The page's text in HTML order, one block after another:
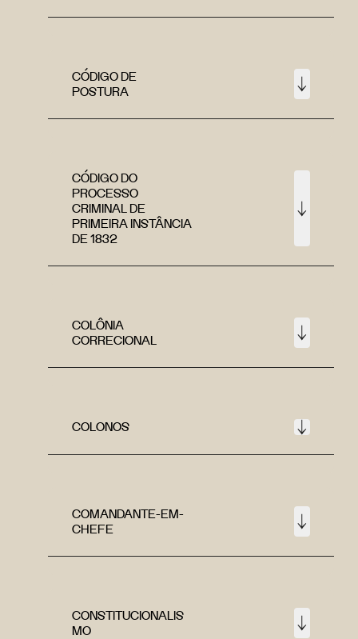
CÓDIGO DE
POSTURA
CÓDIGO DO
PROCESSO
CRIMINAL DE
PRIMEIRA INSTÂNCIA
DE 1832
COLÔNIA
CORRECIONAL
COLONOS
COMANDANTE-EM-
CHEFE
CONSTITUCIONALIS
MO